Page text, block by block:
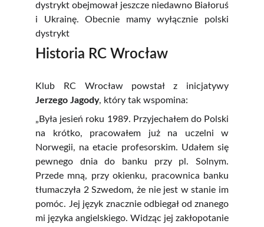
dystrykt obejmował jeszcze niedawno Białoruś
i Ukrainę. Obecnie mamy wyłącznie polski
dystrykt
Historia RC Wrocław
Klub RC Wrocław powstał z inicjatywy
Jerzego Jagody, który tak wspomina:
„Była jesień roku 1989. Przyjechałem do Polski
na krótko, pracowałem już na uczelni w
Norwegii, na etacie profesorskim. Udałem się
pewnego dnia do banku przy pl. Solnym.
Przede mną, przy okienku, pracownica banku
tłumaczyła 2 Szwedom, że nie jest w stanie im
pomóc. Jej język znacznie odbiegał od znanego
mi języka angielskiego. Widząc jej zakłopotanie